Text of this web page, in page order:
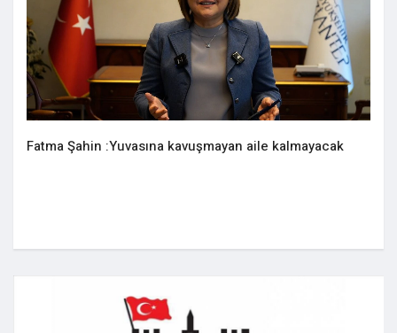
Fatma Şahin :Yuvasına kavuşmayan aile kalmayacak